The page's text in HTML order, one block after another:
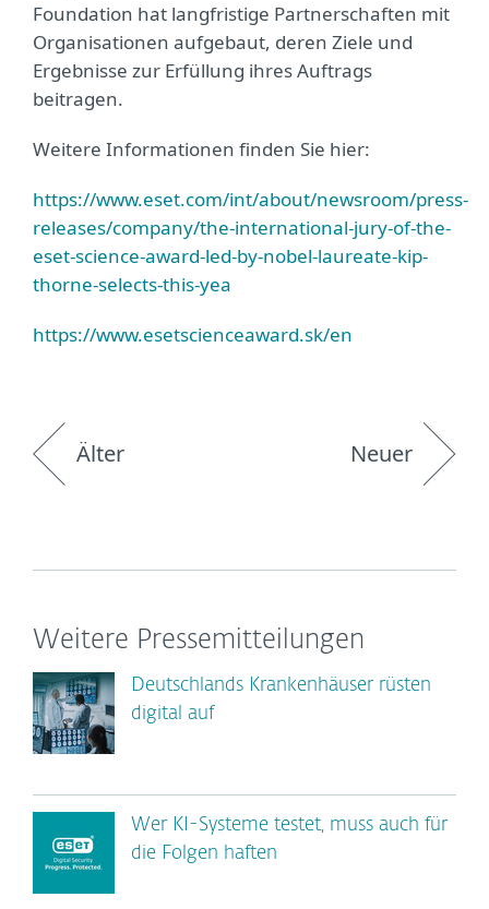
Foundation hat langfristige Partnerschaften mit
Organisationen aufgebaut, deren Ziele und
Ergebnisse zur Erfüllung ihres Auftrags
beitragen.
Weitere Informationen finden Sie hier:
https://www.eset.com/int/about/newsroom/press-
releases/company/the-international-jury-of-the-
eset-science-award-led-by-nobel-laureate-kip-
thorne-selects-this-yea
https://www.esetscienceaward.sk/en
Älter Neuer
Weitere Pressemitteilungen
Deutschlands Krankenhäuser rüsten
digital auf
Wer KI-Systeme testet, muss auch für
die Folgen haften